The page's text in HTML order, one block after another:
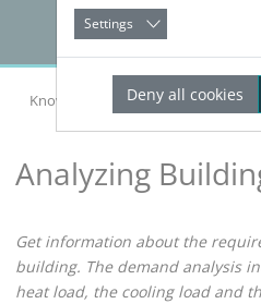
Knowledge Base AutoCAD
Analyzing
Get information about the
building. The demand analysis
heat load, the cooling load and
Settings
Deny all cookies